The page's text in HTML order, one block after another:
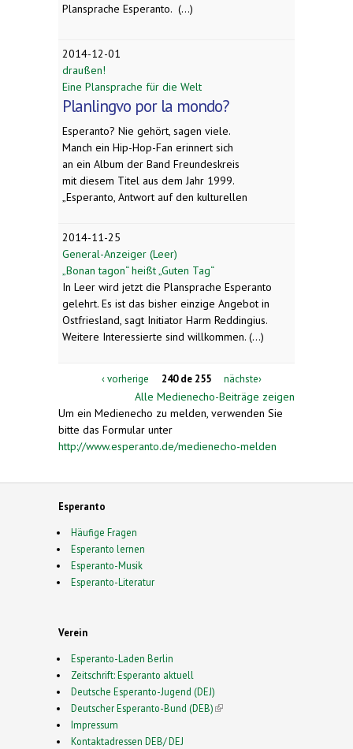
Plansprache Esperanto. (...)
2014-12-01
draußen!
Eine Plansprache für die Welt
Planlingvo por la mondo?
Esperanto? Nie gehört, sagen viele.
Manch ein Hip-Hop-Fan erinnert sich
an ein Album der Band Freundeskreis
mit diesem Titel aus dem Jahr 1999.
„Esperanto, Antwort auf den kulturellen
2014-11-25
General-Anzeiger (Leer)
„Bonan tagon“ heißt „Guten Tag“
In Leer wird jetzt die Plansprache Esperanto
gelehrt. Es ist das bisher einzige Angebot in
Ostfriesland, sagt Initiator Harm Reddingius.
Weitere Interessierte sind willkommen. (...)
‹ vorherige 240 de 255 nächste›
Alle Medienecho-Beiträge zeigen
Um ein Medienecho zu melden, verwenden Sie
bitte das Formular unter
http://www.esperanto.de/medienecho-melden
Esperanto
Häufige Fragen
Esperanto lernen
Esperanto-Musik
Esperanto-Literatur
Verein
Esperanto-Laden Berlin
Zeitschrift: Esperanto aktuell
Deutsche Esperanto-Jugend (DEJ)
Deutscher Esperanto-Bund (DEB)(link is external)
Impressum
Kontaktadressen DEB/ DEJ